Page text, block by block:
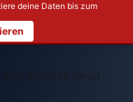
deine Daten bis zum
LEGO 5007246